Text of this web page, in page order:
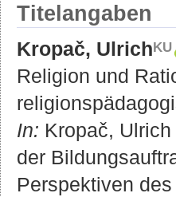
Titelangaben
Kropač, Ulrich
Religion und
In: Kropač,
der
Perspektiven